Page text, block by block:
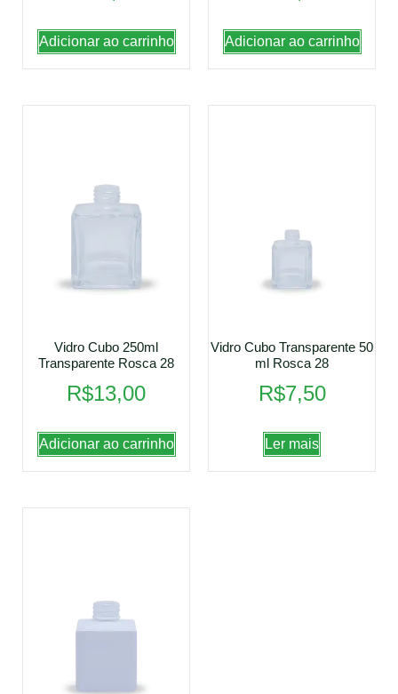
Adicionar ao carrinho Adicionar ao carrinho
Vidro Cubo 250ml
Transparente Rosca 28
R$13,00
Adicionar ao carrinho
Vidro Cubo Transparente 50
ml Rosca 28
R$7,50
Ler mais